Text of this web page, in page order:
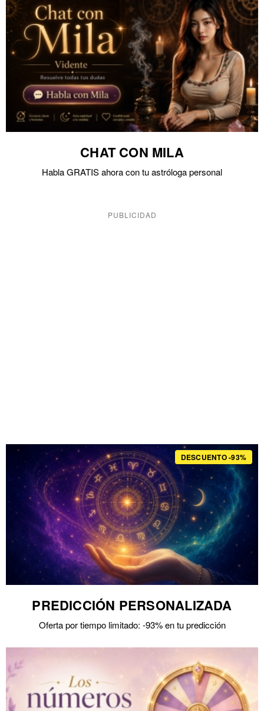
CHAT CON MILA
Habla GRATIS ahora con tu astróloga personal
DESCUENTO -93%
PREDICCIÓN PERSONALIZADA
Oferta por tiempo limitado: -93% en tu predicción